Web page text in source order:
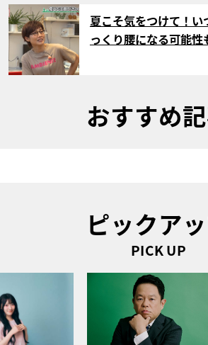
サムネイル
夏こそ気をつけて！い
っくり腰になる可能
おすすめ
ピックア
PICK UP